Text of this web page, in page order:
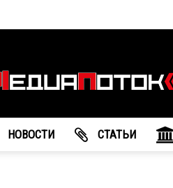
агентство
"МедиаПоток"
НОВОСТИ CТАТЬИ